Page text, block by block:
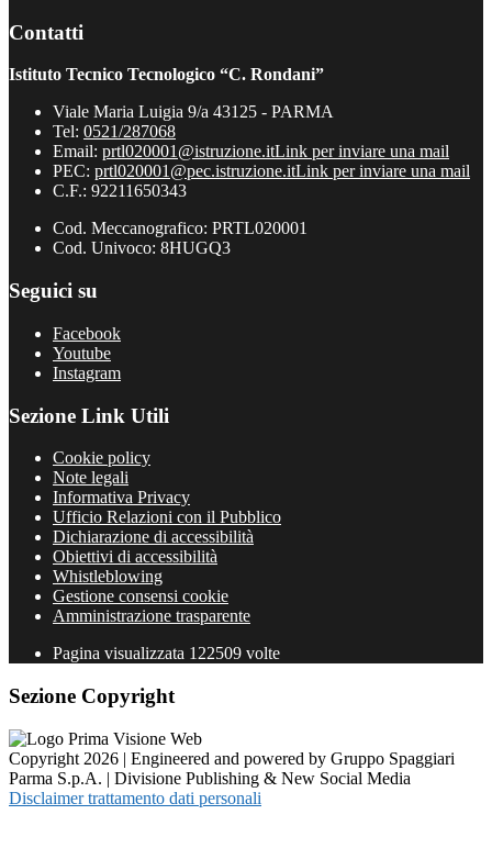
Contatti
Istituto Tecnico Tecnologico “C. Rondani”
Viale Maria Luigia 9/a 43125 - PARMA
Tel: 0521/287068
Email: prtl020001@istruzione.itLink per inviare una mail
PEC: prtl020001@pec.istruzione.itLink per inviare una mail
C.F.: 92211650343
Cod. Meccanografico: PRTL020001
Cod. Univoco: 8HUGQ3
Seguici su
Facebook
Youtube
Instagram
Sezione Link Utili
Cookie policy
Note legali
Informativa Privacy
Ufficio Relazioni con il Pubblico
Dichiarazione di accessibilità
Obiettivi di accessibilità
Whistleblowing
Gestione consensi cookie
Amministrazione trasparente
Pagina visualizzata 122509 volte
Sezione Copyright
Copyright 2026 | Engineered and powered by Gruppo Spaggiari
Parma S.p.A. | Divisione Publishing & New Social Media
Disclaimer trattamento dati personali